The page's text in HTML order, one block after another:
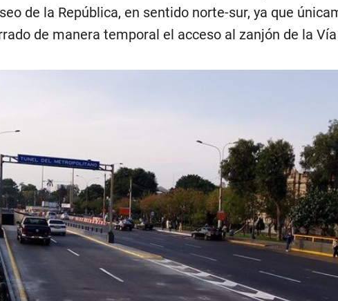
de la República, en sentido norte-sur, ya que
de manera temporal el acceso al zanjón de la